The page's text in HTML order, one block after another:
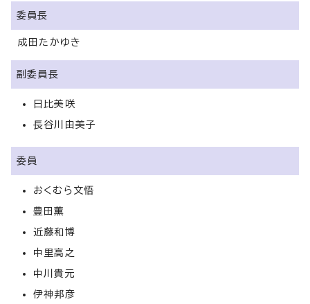
委員長
成田たかゆき
副委員長
日比美咲
長谷川由美子
委員
おくむら文悟
豊田薫
近藤和博
中里高之
中川貴元
伊神邦彦